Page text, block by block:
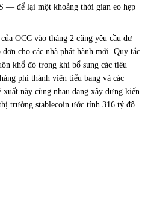
— để lại một khoảng thời gian eo hẹp
OCC vào tháng 2 cũng yêu cầu dự
cho các nhà phát hành mới. Quy tắc
khổ đó trong khi bổ sung các tiêu
phi thành viên tiểu bang và các
này cùng nhau đang xây dựng kiến
trường stablecoin ước tính 316 tỷ đô